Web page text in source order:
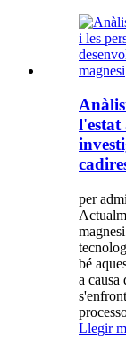
l'estat
per
bé
a causa
Llegir